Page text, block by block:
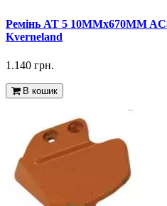
Ремінь AT 5 10MMx670MM
Kverneland
1.140 грн.
В кошик